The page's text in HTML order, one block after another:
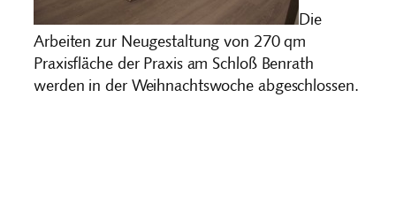
Die
Arbeiten zur Neugestaltung von 270 qm
Praxisfläche der Praxis am Schloß Benrath
werden in der Weihnachtswoche abgeschlossen.